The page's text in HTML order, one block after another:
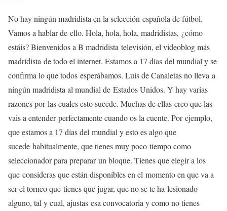
No hay ningún madridista en la selección española de fútbol.
Vamos a hablar de ello. Hola, hola, hola, madridistas, ¿cómo
estáis? Bienvenidos a B madridista televisión, el videoblog más
madridista de todo el internet. Estamos a 17 días del mundial y se
confirma lo que todos esperábamos. Luis de Canaletas no lleva a
ningún madridista al mundial de Estados Unidos. Y hay varias
razones porlas cuales esto sucede. Muchas de ellas creo que las
vais a entenderperfectamente cuando os la cuente. Porejemplo,
que estamos a 17 días del mundial y esto es algo que
sucede habitualmente, que tienes muy poco tiempo como
seleccionador para prepararun bloque. Tienes que elegir a los
que consideras que están disponibles en el momento en que va a
ser el torneo que tienes que jugar, que no se te ha lesionado
alguno, tal y cual, ajustas esa convocatoria y como no tienes